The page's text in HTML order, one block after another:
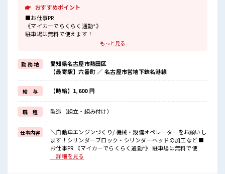
おすすめポイント
■お仕事PR
《マイカーでらくらく通勤*》
駐車場は無料で使えます！
車・バイク・自転車・電車通勤OK！
《経験をいかして働こう*》
ブランクのある方も大歓迎！
ここでさらにスキルUPしちゃいましょう★
《制服無料*》
制服は無料で貸与されます！
仕事用の服を自分で用意する手間も無し！
毎日使うものだからこそ、
無料で利用できるのは嬉しいポイントですね！
■職場の雰囲気
20代・30代の方カツヤク中★
休憩室・ロッカー完備！
休憩時間にしっかりリフレッシュできます◎
もっと見る
勤 務 地
愛知県名古屋市熱田区
【最寄駅】六番町 ／ 名古屋市営地下鉄名港線
給 与 【時給】1,600 円
職 種 製造（組立・組み付け）
仕事内容
＼自動車エンジンづくり/ 機械・設備オペレーターをお願いし
ます！シリンダーブロック・シリンダーヘッドの加工など ■
お仕事PR 《マイカーでらくらく通勤*》 駐車場は無料で使え
ます！ 車・バイク・自転車・電車通勤OK！ ご自身のライフ
…詳細を見る